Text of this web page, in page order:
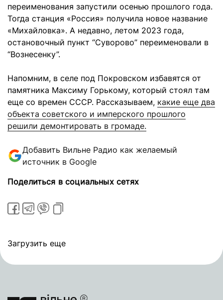
переименования запустили осенью прошлого года.
Тогда станция «Россия» получила новое название
«Михайловка». А недавно, летом 2023 года,
остановочный пункт “Суворово” переименовали в
“Вознесенку”.
Напомним, в селе под Покровском избавятся от
памятника Максиму Горькому, который стоял там
еще со времен СССР. Рассказываем, какие еще два
объекта советского и имперского прошлого
решили демонтировать в громаде.
Добавить Вильне Радио как желаемый
источник в Google
Поделиться в социальных сетях
Загрузить еще